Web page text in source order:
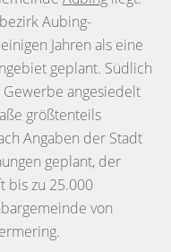
Aubing-
Jahren als eine
geplant. Südlich
angesiedelt
größtenteils
Angaben der Stadt
geplant, der
bis zu 25.000
von